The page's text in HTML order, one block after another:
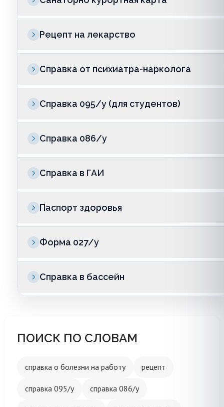
Рецепт на лекарство
Справка от психиатра-нарколога
Справка 095/у (для студентов)
Справка 086/у
Справка в ГАИ
Паспорт здоровья
Форма 027/у
Справка в бассейн
ПОИСК ПО СЛОВАМ
справка о болезни на работу рецепт
справка 095/у справка 086/у